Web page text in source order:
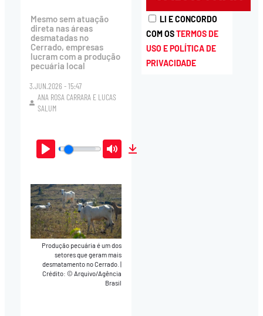
Mesmo sem atuação
direta nas áreas
desmatadas no
Cerrado, empresas
lucram com a produção
pecuária local
3.JUN.2026 - 15:47
ANA ROSA CARRARA E LUCAS
SALUM
Play Mute
Produção pecuária é um dos
setores que geram mais
desmatamento no Cerrado.|
Crédito: © Arquivo/Agência
Brasil
LI E CONCORDO
COM OSTERMOS DE
USO E POLÍTICA DE
PRIVACIDADE